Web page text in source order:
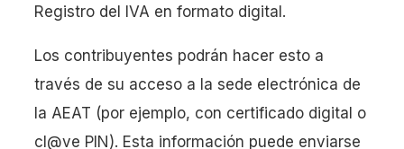
Registro del IVA en formato digital.
Los contribuyentes podrán hacer esto a
través de su acceso a la sede electrónica de
la AEAT (por ejemplo, con certificado digital o
cl@ve PIN). Esta información puede enviarse